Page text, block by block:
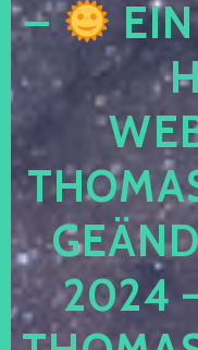
–
2024